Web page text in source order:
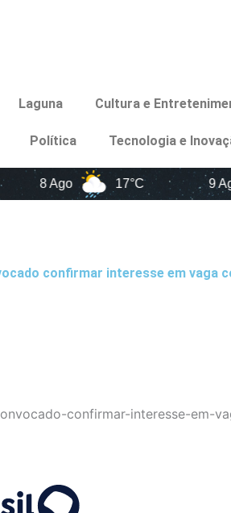
Laguna Cultura e
Política Tecnologia e
8 Ago 17°C 9 Ago
confirmar interesse em vaga